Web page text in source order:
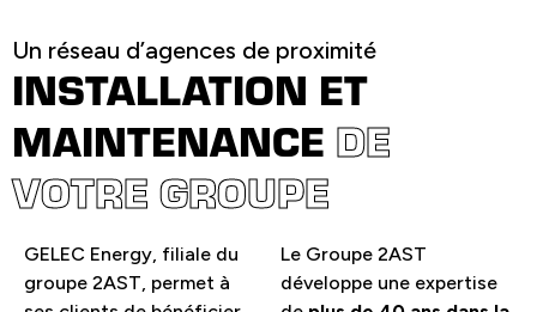
Un réseau d’agences de proximité
INSTALLATION ET
MAINTENANCE DE
VOTRE GROUPE
GELEC Energy, filiale du
groupe 2AST, permet à
Le Groupe 2AST
développe une expertise